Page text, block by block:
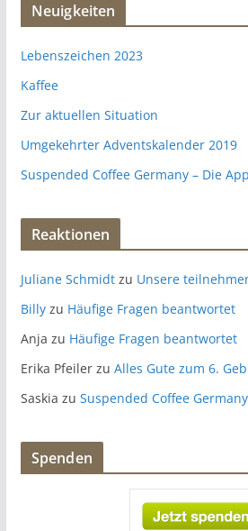
Neuigkeiten
Lebenszeichen 2023
Kaffee
Zur aktuellen Situation
Umgekehrter Adventskalender 2019
Suspended Coffee Germany – Die App
Reaktionen
Juliane Schmidtzu Unsere
Billyzu Häufige Fragen beantwortet
Anja zu Häufige Fragen beantwortet
Erika Pfeilerzu Alles Gute zum 6.
Saskia zu Suspended Coffee
Spenden